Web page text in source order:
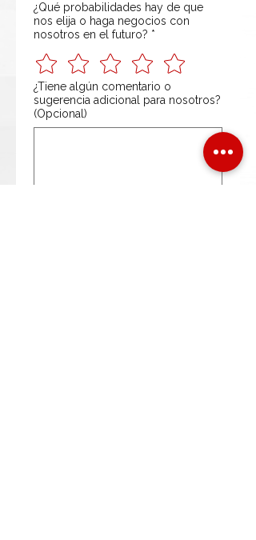
¿Qué probabilidades hay de que
nos elija o haga negocios con
nosotros en el futuro? *
¿Tiene algún comentario o
sugerencia adicional para nosotros?
(Opcional)